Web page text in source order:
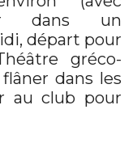
dans un
départ pour
gréco-
dans les
au club pour